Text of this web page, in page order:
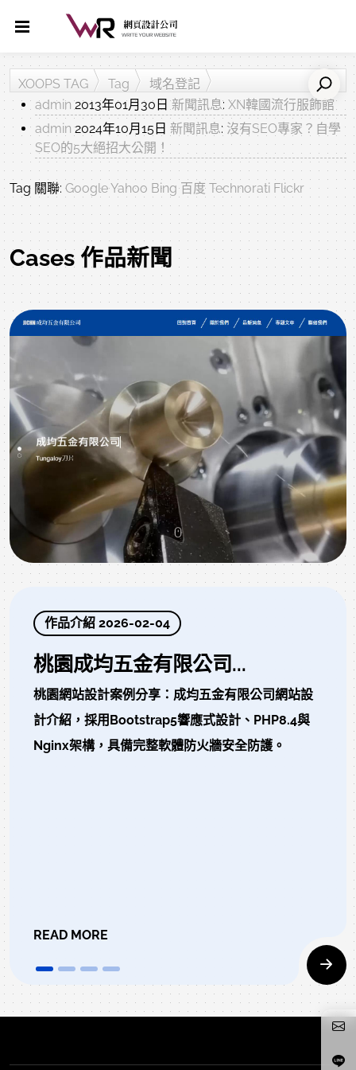
XOOPS TAG Tag
域名登記
admin 2013年01月30日新聞訊息: XN韓國流行服飾館
admin 2024年10月15日 新聞訊息: 沒有SEO專家？自學
SEO的5大絕招大公開！
Tag 關聯: GoogleYahoo Bing 百度 Technorati Flickr
Cases 作品新聞
作品介紹 2026-02-04
桃園成均五金有限公司...
桃園網站設計案例分享：成均五金有限公司網站設
計介紹，採用Bootstrap5響應式設計、PHP8.4與
Nginx架構，具備完整軟體防火牆安全防護。
READ MORE